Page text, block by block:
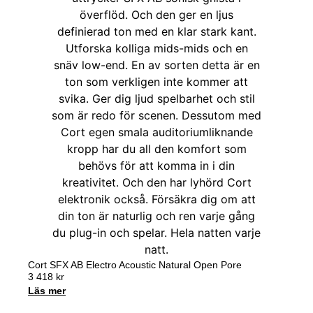
Cort SFX AB Electro Acoustic Natural Open Pore
3 418 kr
Läs mer